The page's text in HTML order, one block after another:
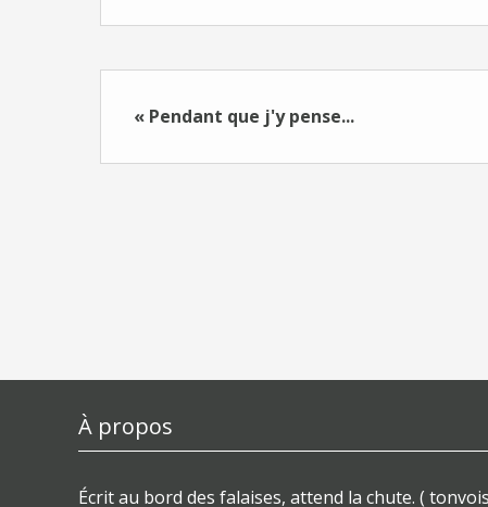
« Pendant que j'y pense...
À propos
Écrit au bord des falaises, attend la chute. (